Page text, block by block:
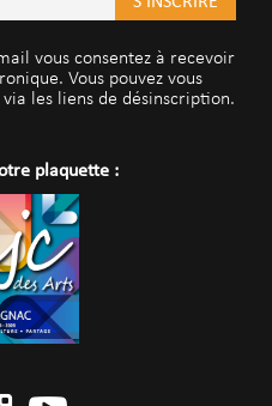
vous consentez à recevoir
Vous pouvez vous
les liens de désinscription.
plaquette :